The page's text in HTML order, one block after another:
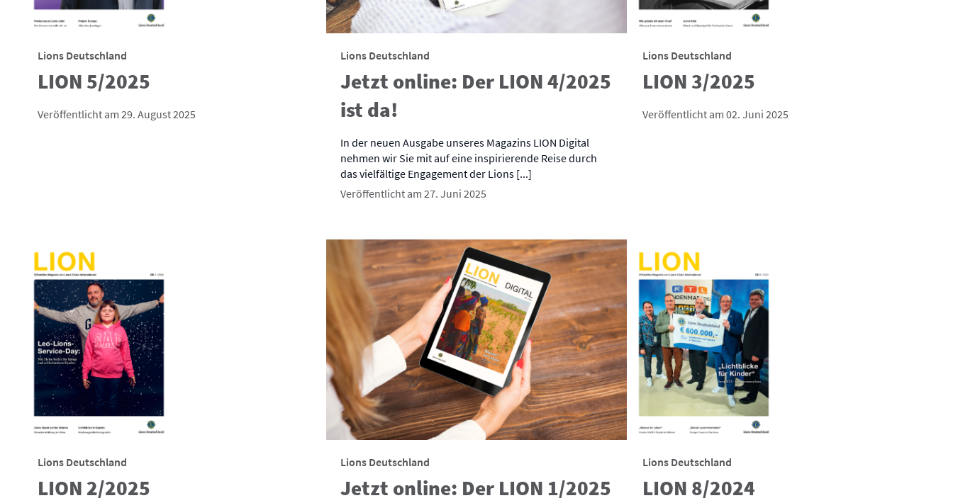
Lions Deutschland
LION 5/2025
Veröffentlicht am 29. August 2025
Lions Deutschland
Jetzt online: Der LION 4/2025
ist da!
In der neuen Ausgabe unseres Magazins LION Digital
nehmen wir Sie mit auf eine inspirierende Reise durch
das vielfältige Engagement der Lions [...]
Veröffentlicht am 27. Juni 2025
Lions Deutschland
LION 3/2025
Veröffentlicht am 02. Juni 2025
Lions Deutschland
LION 2/2025
Lions Deutschland
Jetzt online: Der LION 1/2025
Lions Deutschland
LION 8/2024